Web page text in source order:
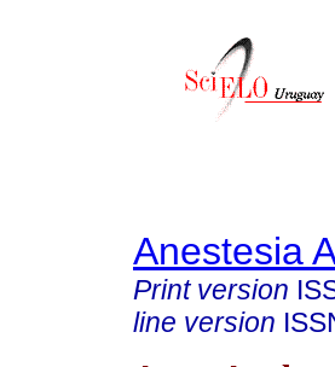
Anestesia
Print version
line version